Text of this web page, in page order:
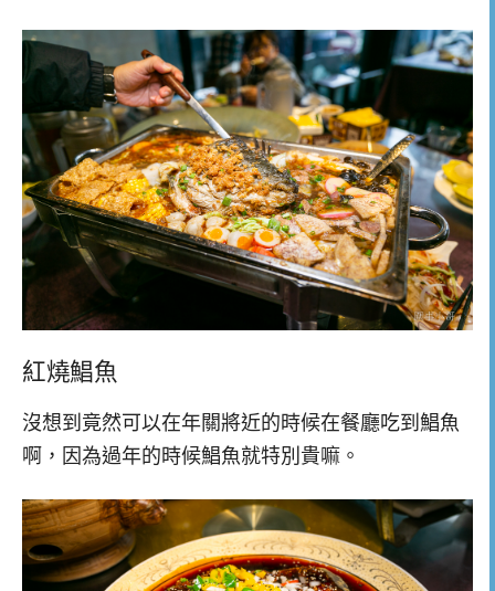
紅燒鯧魚
沒想到竟然可以在年關將近的時候在餐廳吃到鯧魚
啊，因為過年的時候鯧魚就特別貴嘛。